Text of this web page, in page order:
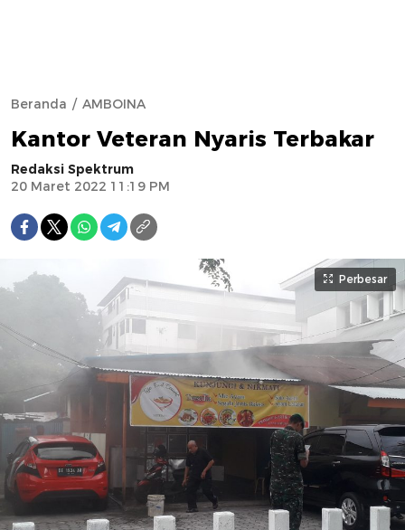
Beranda AMBOINA
Kantor Veteran Nyaris Terbakar
Redaksi Spektrum
20 Maret 2022 11:19 PM
Perbesar